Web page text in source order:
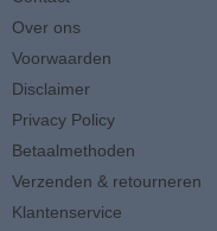
Over ons
Voorwaarden
Disclaimer
Privacy Policy
Betaalmethoden
Verzenden & retourneren
Klantenservice